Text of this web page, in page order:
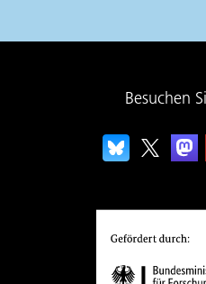
Besuchen